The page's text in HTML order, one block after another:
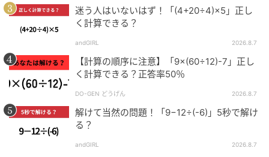
迷う人はいないはず！「(4+20÷4)×5」正し
く計算できる？
andGIRL 2026.8.7
【計算の順序に注意】「9×(60÷12)-7」正し
く計算できる？正答率50％
DO-GEN どうげん 2026.8.7
解けて当然の問題！「9−12÷(-6)」5秒で解け
る？
andGIRL 2026.8.7